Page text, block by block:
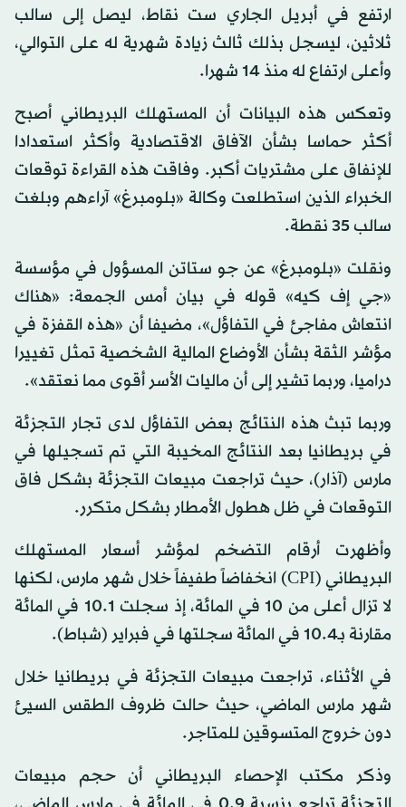
ارتفع في أبريل الجاري ست نقاط، ليصل إلى سالب
ثلاثين، ليسجل بذلك ثالث زيادة شهرية له على التوالي،
وأعلى ارتفاع له منذ 14 شهرا.
وتعكس هذه البيانات أن المستهلك البريطاني أصبح
أكثر حماسا بشأن الآفاق الاقتصادية وأكثر استعدادا
للإنفاق على مشتريات أكبر. وفاقت هذه القراءة توقعات
الخبراء الذين استطلعت وكالة «بلومبرغ» آراءهم وبلغت
سالب 35 نقطة.
ونقلت «بلومبرغ» عن جو ستاتن المسؤول في مؤسسة
«جي إف كيه» قوله في بيان أمس الجمعة: «هناك
انتعاش مفاجئ في التفاؤل»، مضيفا أن «هذه القفزة في
مؤشر الثقة بشأن الأوضاع المالية الشخصية تمثل تغييرا
دراميا، وربما تشير إلى أن ماليات الأسر أقوى مما نعتقد».
وربما تبث هذه النتائج بعض التفاؤل لدى تجار التجزئة
في بريطانيا بعد النتائج المخيبة التي تم تسجيلها في
مارس (آذار)، حيث تراجعت مبيعات التجزئة بشكل فاق
التوقعات في ظل هطول الأمطار بشكل متكرر.
وأظهرت أرقام التضخم لمؤشر أسعار المستهلك
البريطاني (CPI) انخفاضاً طفيفاً خلال شهر مارس، لكنها
لا تزال أعلى من 10 في المائة، إذ سجلت 10.1 في المائة
مقارنة بـ10.4 في المائة سجلتها في فبراير (شباط).
في الأثناء، تراجعت مبيعات التجزئة في بريطانيا خلال
شهر مارس الماضي، حيث حالت ظروف الطقس السيئ
دون خروج المتسوقين للمتاجر.
وذكر مكتب الإحصاء البريطاني أن حجم مبيعات